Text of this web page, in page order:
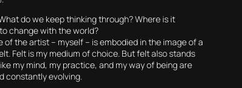
do we keep thinking through? Where is it
change with the world?
of the artist – myself – is embodied in the image of a
Felt is my medium of choice. But felt also stands
my mind, my practice, and my way of being are
constantly evolving.